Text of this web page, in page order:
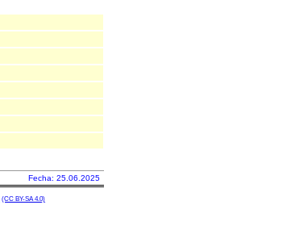
Fecha: 25.06.2025
(CC BY-SA 4.0)